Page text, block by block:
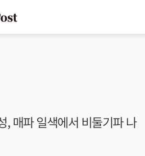
, 매파 일색에서 비둘기파 나